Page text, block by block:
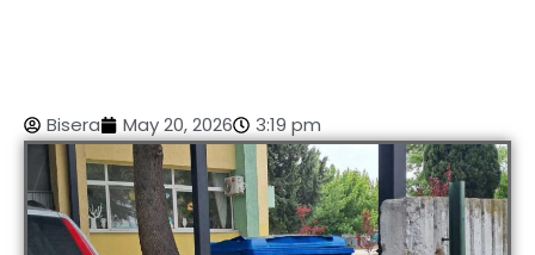
Bisera May 20, 2026 3:19 pm